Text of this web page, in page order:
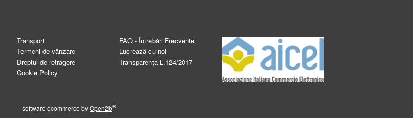
Transport
Termeni de vânzare
Dreptul de retragere
Cookie Policy
FAQ - Întrebări Frecvente
Lucrează cu noi
Transparența L.124/2017
software ecommerce byOpen2b®